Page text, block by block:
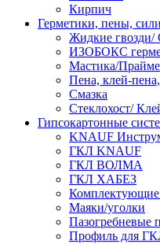
Кирпич
Герметики, пены,
Жидкие гвозди/
ИЗОБОКС
Мастика/
Пена, клей-
Смазка
Стеклохост/
Гипсокартонные
KNAUF
ГКЛ KNAUF
ГКЛ ВОЛМА
ГКЛ ХАБЕЗ
Маяки/уголки
Пазогребневые
Профиль для